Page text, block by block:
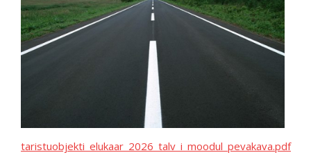
taristuobjekti_elukaar_2026_talv_i_moodul_pevakava.pdf